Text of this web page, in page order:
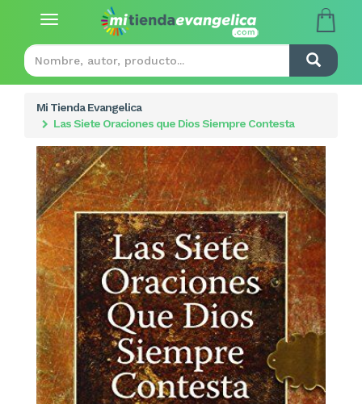
Toggle
Mi Tienda Evangelica
Las Siete Oraciones que Dios Siempre Contesta